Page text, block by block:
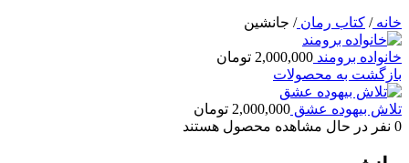
خانه/ کتاب رمان/ جانشین
خانواده برومند 2,000,000 تومان
بازگشت به محصولات
تلاش بیهوده عشق 2,000,000 تومان
0 نفر در حال مشاهده محصول هستند